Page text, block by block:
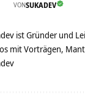
VONSUKADEV
ist Gründer und
mit Vorträgen,